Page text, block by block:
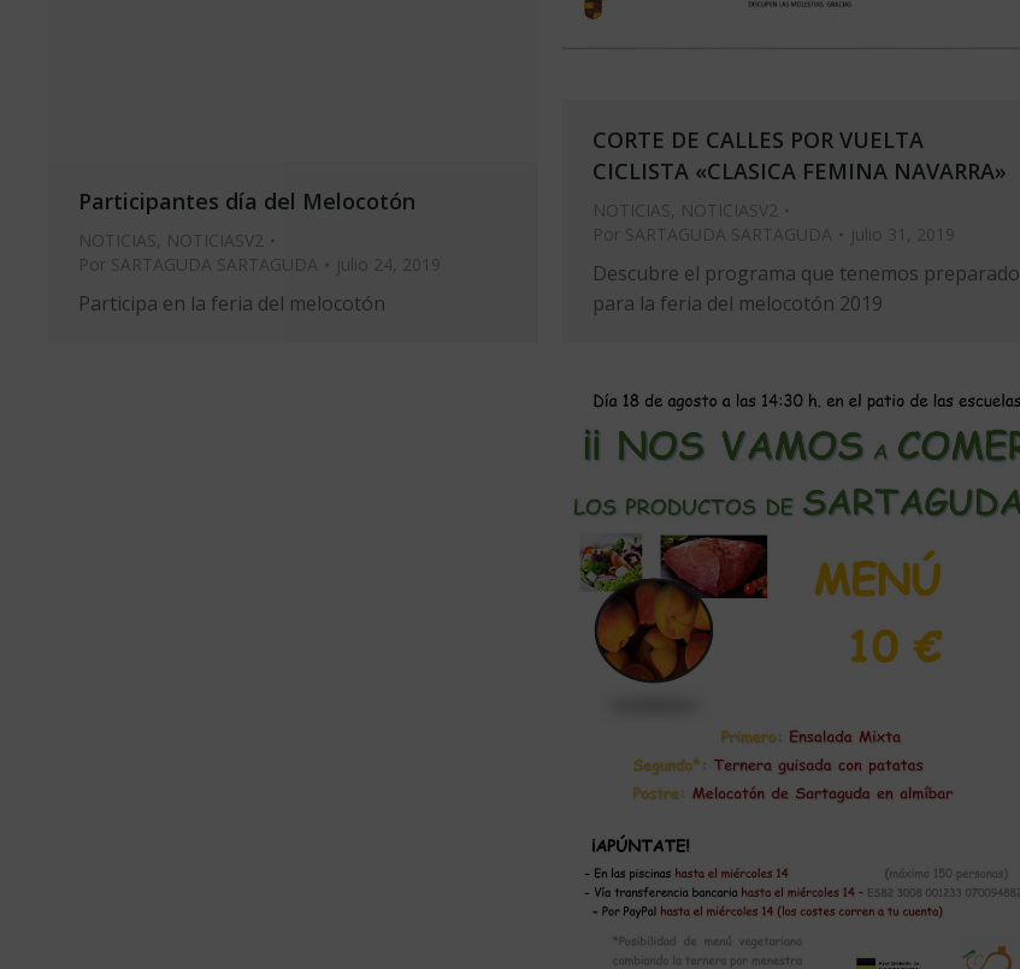
CORTE DE CALLES POR VUELTA
CICLISTA «CLASICA FEMINA NAVARRA»
NOTICIAS, NOTICIASV2
Por SARTAGUDA SARTAGUDA julio 31, 2019
Descubre el programa que tenemos preparado
para la feria del melocotón 2019
Participantes día del Melocotón
NOTICIAS, NOTICIASV2
Por SARTAGUDA SARTAGUDA julio 24, 2019
Participa en la feria del melocotón